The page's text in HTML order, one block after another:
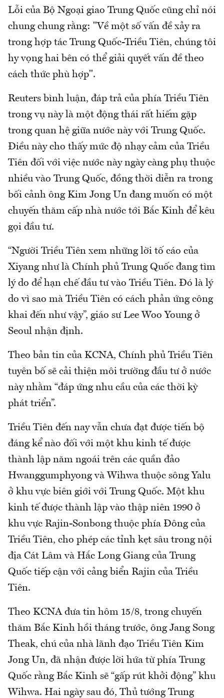
Lỗi của Bộ Ngoại giao Trung Quốc cũng chỉ nói
chung chung rằng: "Về một số vấn đề xảy ra
trong hợp tác Trung Quốc-Triều Tiên, chúng tôi
hy vọng hai bên có thể giải quyết vấn đề theo
cách thức phù hợp".
Reuters bình luận, đáp trả của phía Triều Tiên
trong vụ này là một động thái rất hiếm gặp
trong quan hệ giữa nước này với Trung Quốc.
Điều này cho thấy mức độ nhạy cảm của Triều
Tiên đối với việc nước này ngày càng phụ thuộc
nhiều vào Trung Quốc, đồng thời diễn ra trong
bối cảnh ông Kim Jong Un đang muốn có một
chuyến thăm cấp nhà nước tới Bắc Kinh để kêu
gọi đầu tư.
“Người Triều Tiên xem những lời tố cáo của
Xiyang như là Chính phủ Trung Quốc đang tìm
lý do để hạn chế đầu tư vào Triều Tiên. Đó là lý
do vì sao mà Triều Tiên có cách phản ứng công
khai đến như vậy”, giáo sư Lee Woo Young ở
Seoul nhận định.
Theo bản tin của KCNA, Chính phủ Triều Tiên
tuyên bố sẽ cải thiện môi trường đầu tư ở nước
này nhằm “đáp ứng nhu cầu của các thời kỳ
phát triển”.
Triều Tiên đến nay vẫn chưa đạt được tiến bộ
đáng kể nào đối với một khu kinh tế được
thành lập năm ngoái trên các quần đảo
Hwanggumphyong và Wihwa thuộc sông Yalu
ở khu vực biên giới với Trung Quốc. Một khu
kinh tế được thành lập vào thập niên 1990 ở
khu vực Rajin-Sonbong thuộc phía Đông của
Triều Tiên, cho phép các tỉnh kẹt sâu trong nội
địa Cát Lâm và Hắc Long Giang của Trung
Quốc tiếp cận với cảng biển Rajin của Triều
Tiên.
Theo KCNA đưa tin hôm 15/8, trong chuyến
thăm Bắc Kinh hồi tháng trước, ông Jang Song
Theak, chú của nhà lãnh đạo Triều Tiên Kim
Jong Un, đã nhận được lời hứa từ phía Trung
Quốc rằng Bắc Kinh sẽ “gấp rút khởi động” khu
Wihwa. Hai ngày sau đó, Thủ tướng Trung